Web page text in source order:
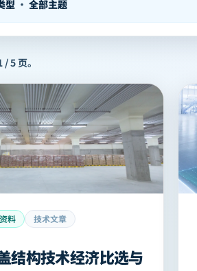
型 · 全部主题
/5 页。
料 技术文章
结构技术经济比选与